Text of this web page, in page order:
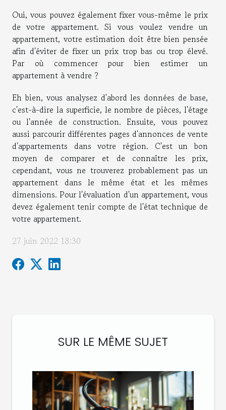
Oui, vous pouvez également fixer vous-même le prix
de votre appartement. Si vous voulez vendre un
appartement, votre estimation doit être bien pensée
afin d'éviter de fixer un prix trop bas ou trop élevé.
Par où commencer pour bien estimer un
appartement à vendre ?
Eh bien, vous analysez d'abord les données de base,
c'est-à-dire la superficie, le nombre de pièces, l'étage
ou l'année de construction. Ensuite, vous pouvez
aussi parcourir différentes pages d'annonces de vente
d'appartements dans votre région. C'est un bon
moyen de comparer et de connaître les prix,
cependant, vous ne trouverez probablement pas un
appartement dans le même état et les mêmes
dimensions. Pour l'évaluation d'un appartement, vous
devez également tenir compte de l'état technique de
votre appartement.
27 juin 2022 18:30
SUR LE MÊME SUJET